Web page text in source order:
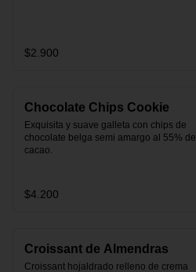
$2.900
Chocolate Chips Cookie
Exquisita y suave galleta con chips de
chocolate belga semi amargo al 55% de
cacao.
$4.200
Croissant de Almendras
Croissant hojaldrado relleno de crema